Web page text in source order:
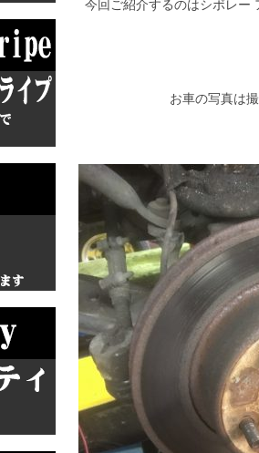
今回ご紹介するのはシボレー
お車の写真は